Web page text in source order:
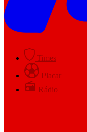
Times
Placar
Rádio